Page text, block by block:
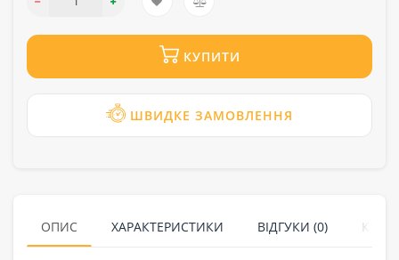
КУПИТИ
ШВИДКЕ ЗАМОВЛЕННЯ
ОПИС ХАРАКТЕРИСТИКИ ВІДГУКИ (0)